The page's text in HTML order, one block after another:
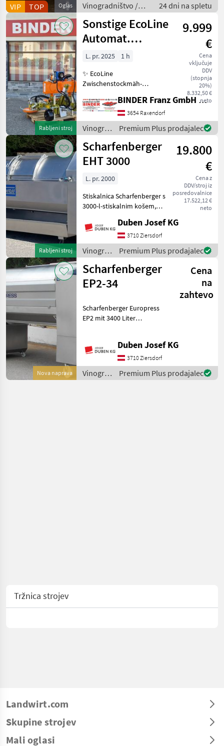
Oglas
VIP TOP
Vinogradništvo /
Stroj za kletarjenje
24 dni na spletu
Rabljeni stroj
Sonstige EcoLine
Automat.
Zwischenstockmäher
Ostraticky
9.999
€
Cena
vključuje
DDV
(stopnja
20%)
8.332,50 €
neto
L. pr. 2025
1 h
✨ EcoLine
Zwischenstockmäh-
Ostraticky MSO-400HP ✔️
durch Eigenölversorgung
ist Mähen auch ✔️ mit
kleineren Traktoren
problemlos möglich!
BINDER Franz GmbH & CoKG
3654 Raxendorf
Vinogradništvo
/
Sonstige
Premium Plus prodajalec
Rabljeni stroj
Scharfenberger
EHT 3000
19.800
€
Cena z
DDV/stroj iz
posredovalnice
17.522,12 €
neto
L. pr. 2000
Stiskalnica Scharfenberger s
3000-l-stiskalnim košem,
polnjenje z drsnimi vrati,
popolnoma avtomatskim
krmiljenjem, stranskim
zaslonom, priklj
Duben Josef KG
3710 Ziersdorf
Vinogradništvo
/
Scharfenberger
Premium Plus prodajalec
Nova naprava
Scharfenberger
EP2-34
Cena
na
zahtevo
Scharfenberger Europress
EP2 mit 3400 Liter
Displaysteuerung mit
Touchscreen und 10-Zoll-
Monitor seitlich,
Funkfernbedienung, pneu
Duben Josef KG
3710 Ziersdorf
Vinogradništvo
/
Premium Plus prodajalec
Tržnica strojev
Landwirt.com
Skupine strojev
Mali oglasi